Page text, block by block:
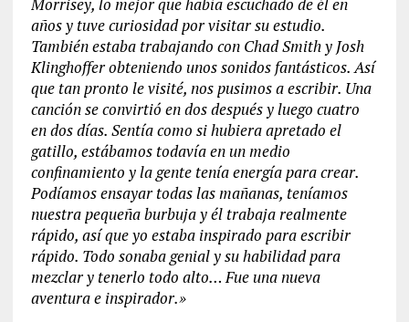
Morrisey, lo mejor que había escuchado de él en
años y tuve curiosidad por visitar su estudio.
También estaba trabajando con Chad Smith y Josh
Klinghoffer obteniendo unos sonidos fantásticos. Así
que tan pronto le visité, nos pusimos a escribir. Una
canción se convirtió en dos después y luego cuatro
en dos días. Sentía como si hubiera apretado el
gatillo, estábamos todavía en un medio
confinamiento y la gente tenía energía para crear.
Podíamos ensayar todas las mañanas, teníamos
nuestra pequeña burbuja y él trabaja realmente
rápido, así que yo estaba inspirado para escribir
rápido. Todo sonaba genial y su habilidad para
mezclar y tenerlo todo alto… Fue una nueva
aventura e inspirador.»